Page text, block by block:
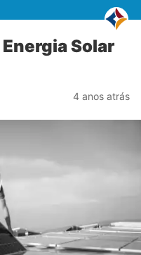
Solar
4 anos atrás